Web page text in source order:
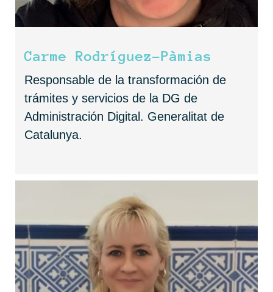
Carme Rodríguez-Pàmias
Responsable de la transformación de
trámites y servicios de la DG de
Administración Digital. Generalitat de
Catalunya.